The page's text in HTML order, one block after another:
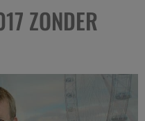
ZONDER